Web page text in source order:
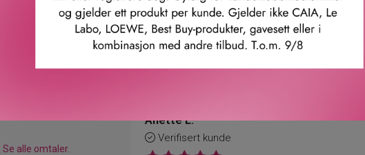
Våre kunder om oss
Se alle omtaler.
Anette L.
Verifisert kunde